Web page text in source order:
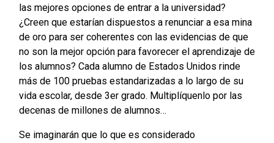
las mejores opciones de entrar a la universidad?
¿Creen que estarían dispuestos a renunciar a esa mina
de oro para ser coherentes con las evidencias de que
no son la mejor opción para favorecer el aprendizaje de
los alumnos? Cada alumno de Estados Unidos rinde
más de 100 pruebas estandarizadas a lo largo de su
vida escolar, desde 3er grado. Multiplíquenlo por las
decenas de millones de alumnos…
Se imaginarán que lo que es considerado